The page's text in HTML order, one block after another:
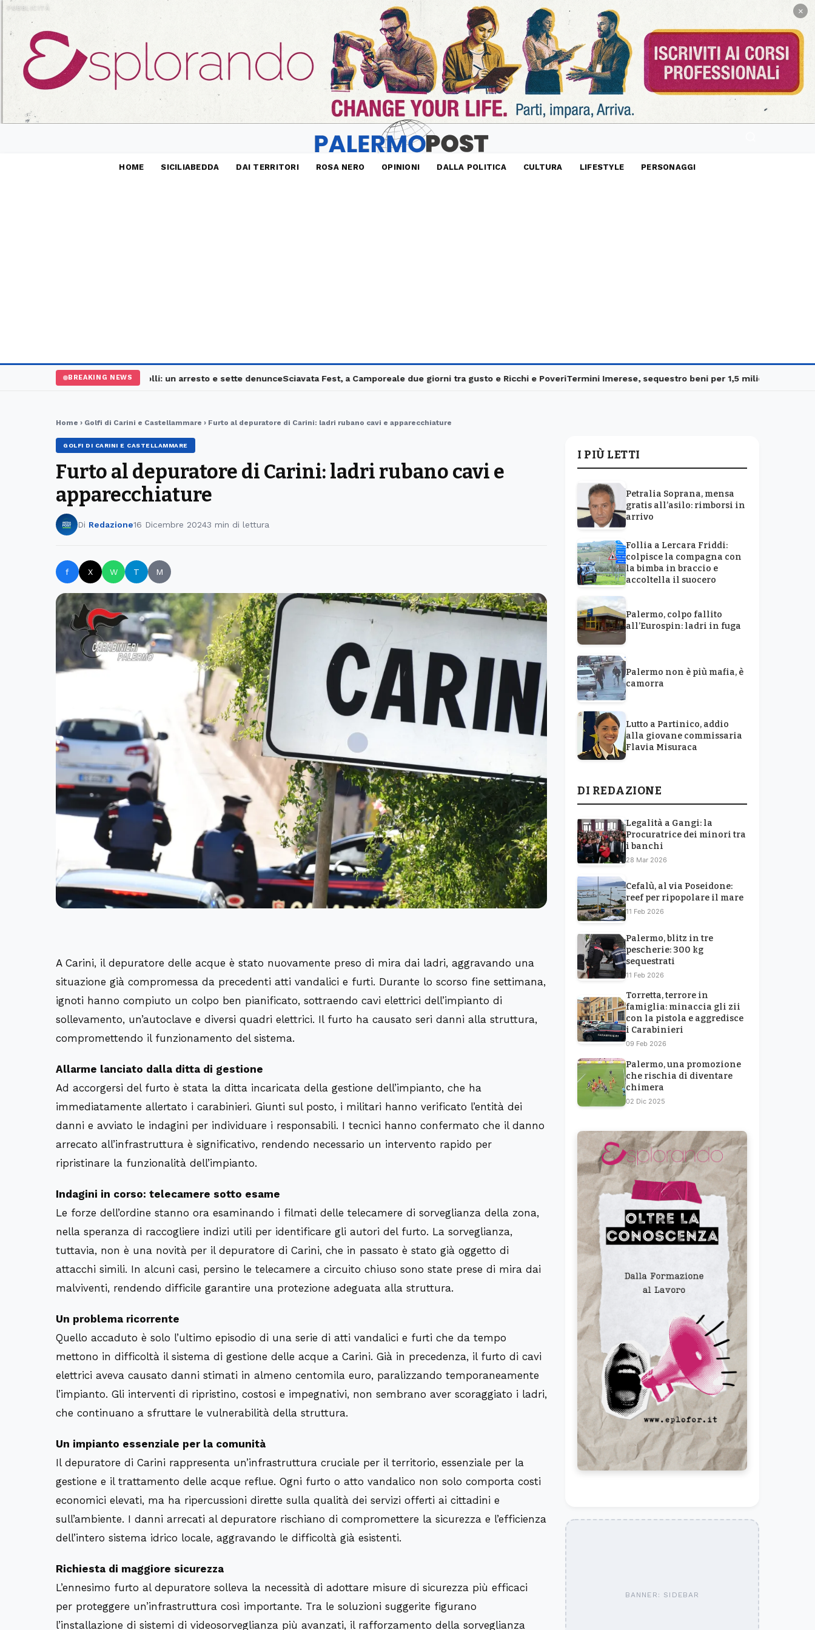
PUBBLICITÀ ×
HOME SICILIABEDDA DAI TERRITORI ROSA NERO OPINIONI DALLA POLITICA CULTURA LIFESTYLE PERSONAGGI
BREAKING NEWS
Palermo, maxi controlli: un arresto e sette denunceSciavata Fest, a Camporeale due giorni tra gusto e Ricchi e PoveriTermini Imerese, sequestro beni per 1,5 milioniCarabinieri in
Home › Golfi di Carini e Castellammare › Furto al depuratore di Carini: ladri rubano cavi e apparecchiature
GOLFI DI CARINI E CASTELLAMMARE
Furto al depuratore di Carini: ladri rubano cavi e
apparecchiature
Di Redazione16 Dicembre 20243 min di lettura
f X W T M
A Carini, il depuratore delle acque è stato nuovamente preso di mira dai ladri, aggravando una
situazione già compromessa da precedenti atti vandalici e furti. Durante lo scorso fine settimana,
ignoti hanno compiuto un colpo ben pianificato, sottraendo cavi elettrici dell’impianto di
sollevamento, un’autoclave e diversi quadri elettrici. Il furto ha causato seri danni alla struttura,
compromettendo il funzionamento del sistema.
Allarme lanciato dalla ditta di gestione
Ad accorgersi del furto è stata la ditta incaricata della gestione dell’impianto, che ha
immediatamente allertato i carabinieri. Giunti sul posto, i militari hanno verificato l’entità dei
danni e avviato le indagini per individuare i responsabili. I tecnici hanno confermato che il danno
arrecato all’infrastruttura è significativo, rendendo necessario un intervento rapido per
ripristinare la funzionalità dell’impianto.
Indagini in corso: telecamere sotto esame
Le forze dell’ordine stanno ora esaminando i filmati delle telecamere di sorveglianza della zona,
nella speranza di raccogliere indizi utili per identificare gli autori del furto. La sorveglianza,
tuttavia, non è una novità per il depuratore di Carini, che in passato è stato già oggetto di
attacchi simili. In alcuni casi, persino le telecamere a circuito chiuso sono state prese di mira dai
malviventi, rendendo difficile garantire una protezione adeguata alla struttura.
Un problema ricorrente
Quello accaduto è solo l’ultimo episodio di una serie di atti vandalici e furti che da tempo
mettono in difficoltà il sistema di gestione delle acque a Carini. Già in precedenza, il furto di cavi
elettrici aveva causato danni stimati in almeno centomila euro, paralizzando temporaneamente
l’impianto. Gli interventi di ripristino, costosi e impegnativi, non sembrano aver scoraggiato i ladri,
che continuano a sfruttare le vulnerabilità della struttura.
Un impianto essenziale per la comunità
Il depuratore di Carini rappresenta un’infrastruttura cruciale per il territorio, essenziale per la
gestione e il trattamento delle acque reflue. Ogni furto o atto vandalico non solo comporta costi
economici elevati, ma ha ripercussioni dirette sulla qualità dei servizi offerti ai cittadini e
sull’ambiente. I danni arrecati al depuratore rischiano di compromettere la sicurezza e l’efficienza
dell’intero sistema idrico locale, aggravando le difficoltà già esistenti.
Richiesta di maggiore sicurezza
L’ennesimo furto al depuratore solleva la necessità di adottare misure di sicurezza più efficaci
per proteggere un’infrastruttura così importante. Tra le soluzioni suggerite figurano
l’installazione di sistemi di videosorveglianza più avanzati, il rafforzamento della sorveglianza
I PIÙ LETTI
Petralia Soprana, mensa
gratis all’asilo: rimborsi in
arrivo
Follia a Lercara Friddi:
colpisce la compagna con
la bimba in braccio e
accoltella il suocero
Palermo, colpo fallito
all’Eurospin: ladri in fuga
Palermo non è più mafia, è
camorra
Lutto a Partinico, addio
alla giovane commissaria
Flavia Misuraca
DI REDAZIONE
Legalità a Gangi: la
Procuratrice dei minori tra
i banchi
28 Mar 2026
Cefalù, al via Poseidone:
reef per ripopolare il mare
11 Feb 2026
Palermo, blitz in tre
pescherie: 300 kg
sequestrati
11 Feb 2026
Torretta, terrore in
famiglia: minaccia gli zii
con la pistola e aggredisce
i Carabinieri
09 Feb 2026
Palermo, una promozione
che rischia di diventare
chimera
02 Dic 2025
BANNER: SIDEBAR